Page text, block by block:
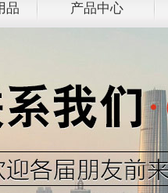
品 产品中心